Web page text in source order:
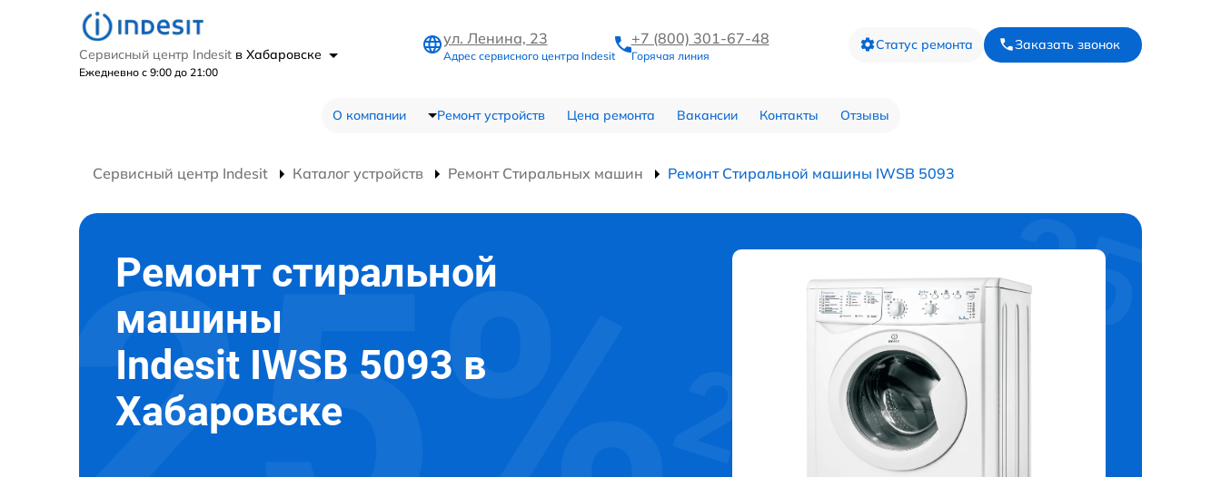
Сервисный центр Indesit в Хабаровске
Ежедневно с 9:00 до 21:00
ул. Ленина, 23
Адрес сервисного центра Indesit
+7 (800) 301-67-48
Горячая линия
Статус ремонта Заказать звонок
О компании Ремонт устройств Цена ремонта Вакансии Контакты Отзывы
Сервисный центр Indesit Каталог устройств Ремонт Стиральных машин Ремонт Стиральной машины IWSB 5093
Ремонт стиральной
машины
Indesit IWSB 5093 в
Хабаровске